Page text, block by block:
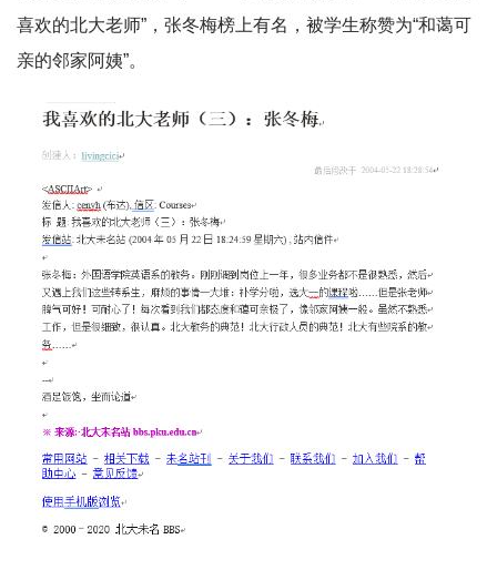
喜欢的北大老师”，张冬梅榜上有名，被学生称赞为“和蔼可
亲的邻家阿姨”。